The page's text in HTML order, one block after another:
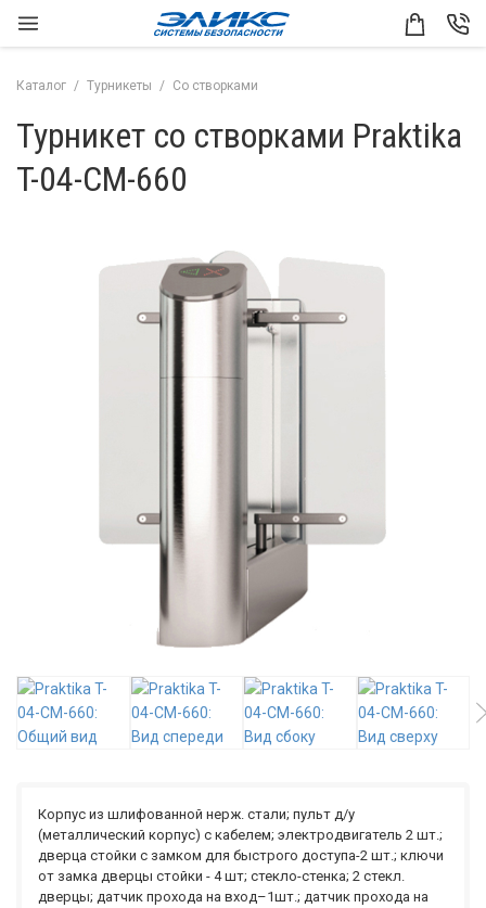
Каталог Турникеты Со створками
Турникет со створками Praktika
T-04-CM-660
Корпус из шлифованной нерж. стали; пульт д/у
(металлический корпус) с кабелем; электродвигатель 2 шт.;
дверца стойки с замком для быстрого доступа-2 шт.; ключи
от замка дверцы стойки - 4 шт; стекло-стенка; 2 стекл.
дверцы; датчик прохода на вход–1шт.; датчик прохода на